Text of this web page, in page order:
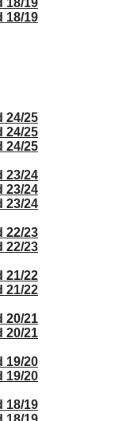
18/19
18/19
24/25
24/25
24/25
23/24
23/24
23/24
22/23
22/23
21/22
21/22
20/21
20/21
19/20
19/20
18/19